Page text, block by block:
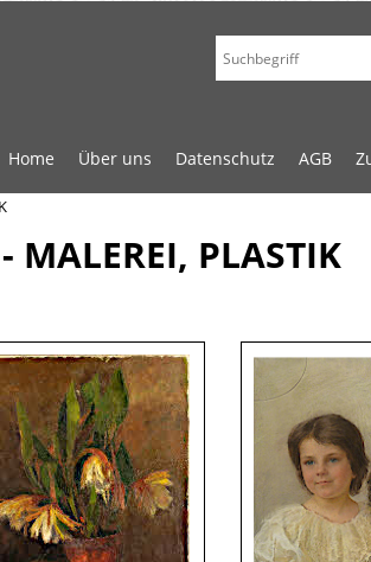
Home Über uns Datenschutz AGB
MALEREI, PLASTIK